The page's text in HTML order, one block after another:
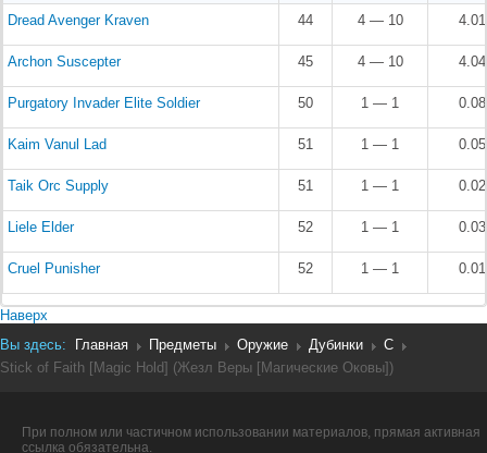
Dread Avenger Kraven
44 4 — 10
Archon Suscepter 45 4 — 10
Purgatory Invader Elite Soldier 50 1 — 1
Kaim Vanul Lad 51 1 — 1
Taik Orc Supply 51 1 — 1
Liele Elder 52 1 — 1
Cruel Punisher 52 1 — 1
Наверх
Вы здесь:
Главная Предметы Оружие Дубинки
C
Stick of Faith [Magic Hold] (Жезл Веры [Магические Оковы])
При полном или частичном использовании материалов, прямая активная
ссылка обязательна.